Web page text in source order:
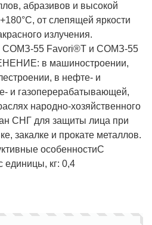
абразивов и высокой
от слепящей яркости
излучения.
СОМЗ-55 Favori®T и СОМЗ-55
в машиностроении,
в нефте- и
и газоперерабатывающей,
народно-хозяйственного
СНГ для защиты лица при
закалке и прокате металлов.
особенностиС
единицы, кг: 0,4